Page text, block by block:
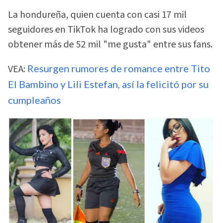
La hondureña, quien cuenta con casi 17 mil
seguidores en TikTok ha logrado con sus videos
obtener más de 52 mil "me gusta" entre sus fans.
VEA: Resurgen rumores de romance entre Tito
El Bambino y Lili Estefan, así la felicitó por su
cumpleaños